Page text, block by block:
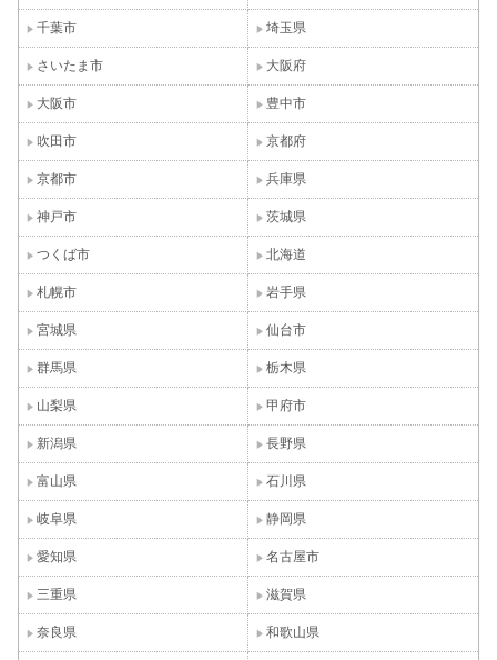
千葉市 埼玉県
さいたま市 大阪府
大阪市 豊中市
吹田市 京都府
京都市 兵庫県
神戸市 茨城県
つくば市 北海道
札幌市 岩手県
宮城県 仙台市
群馬県 栃木県
山梨県 甲府市
新潟県 長野県
富山県 石川県
岐阜県 静岡県
愛知県 名古屋市
三重県 滋賀県
奈良県 和歌山県